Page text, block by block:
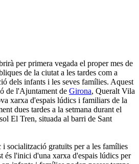
per primera vegada el proper mes de
de la ciutat a les tardes com a
dels infants i les seves famílies. Aquest
de l'Ajuntament de Girona, Queralt Vila
xarxa d'espais lúdics i familiars de la
dues tardes a la setmana durant el
El Tren, situada al barri de Sant
socialització gratuïts per a les famílies
és l'inici d'una xarxa d'espais lúdics per